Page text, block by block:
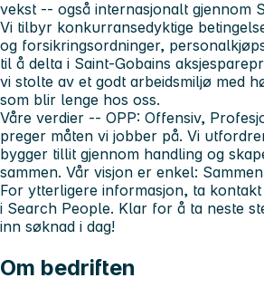
vekst -- også internasjonalt gjennom
Vi tilbyr konkurransedyktige
og forsikringsordninger,
til å delta i Saint-Gobains
vi stolte av et godt arbeidsmiljø med
som blir lenge hos oss.
Våre verdier -- OPP: Offensiv,
preger måten vi jobber på. Vi
bygger tillit gjennom handling og
sammen. Vår visjon er enkel:
For ytterligere informasjon, ta
i Search People. Klar for å ta neste
inn søknad i dag!
Om bedriften